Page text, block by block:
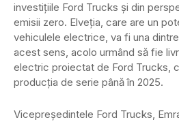
investițiile Ford Trucks și din
emisii zero. Elveția, care are un
vehiculele electrice, va fi una
acest sens, acolo urmând să fie
electric proiectat de Ford Trucks,
producția de serie până în 2025.
Vicepreședintele Ford Trucks,